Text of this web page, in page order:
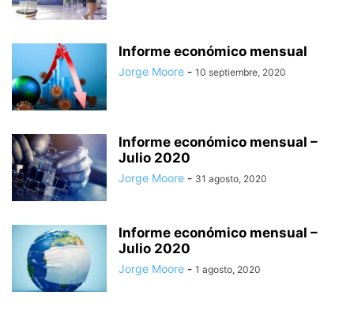
Informe económico mensual
Jorge Moore - 10 septiembre, 2020
Informe económico mensual –
Julio 2020
Jorge Moore - 31 agosto, 2020
Informe económico mensual –
Julio 2020
Jorge Moore - 1 agosto, 2020